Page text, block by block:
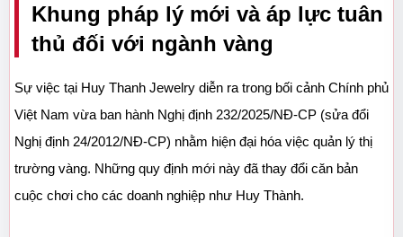
Khung pháp lý mới và áp lực tuân
thủ đối với ngành vàng
Sự việc tại Huy Thanh Jewelry diễn ra trong bối cảnh Chính phủ
Việt Nam vừa ban hành Nghị định 232/2025/NĐ-CP (sửa đổi
Nghị định 24/2012/NĐ-CP) nhằm hiện đại hóa việc quản lý thị
trường vàng. Những quy định mới này đã thay đổi căn bản
cuộc chơi cho các doanh nghiệp như Huy Thành.